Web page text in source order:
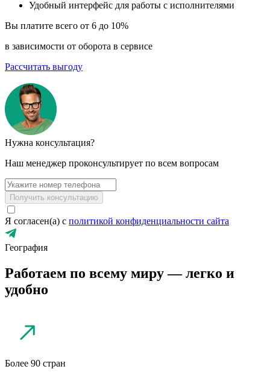
Удобный интерфейс для работы с исполнителями
Вы платите всего от 6 до 10%
в зависимости от оборота в сервисе
Рассчитать выгоду
Нужна консультация?
Наш менеджер проконсультирует по всем вопросам
Получить консультацию
Я согласен(а) с политикой конфиденциальности сайта
География
Работаем по всему миру— легко и
удобно
Более 90 стран